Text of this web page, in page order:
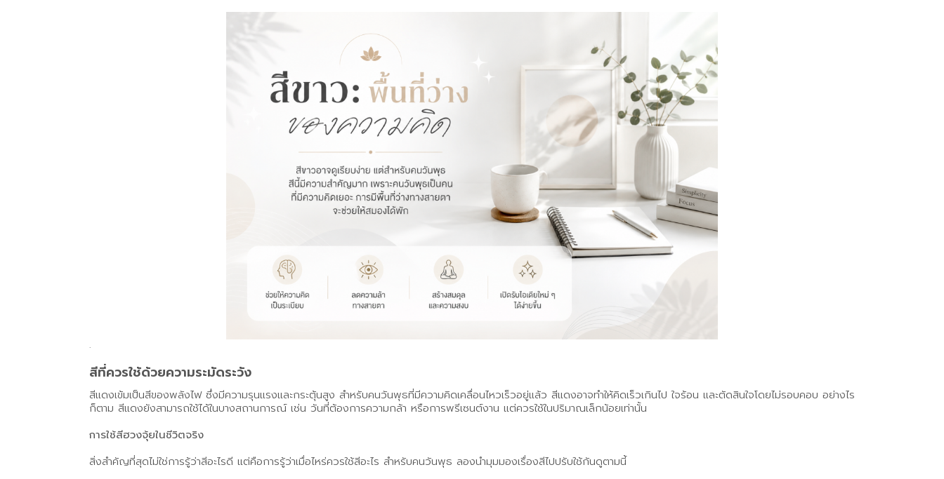
.
สีที่ควรใช้ด้วยความระมัดระวัง
สีแดงเข้มเป็นสีของพลังไฟ ซึ่งมีความรุนแรงและกระตุ้นสูง สำหรับคนวันพุธที่มีความคิดเคลื่อนไหวเร็วอยู่แล้ว สีแดงอาจทำให้คิดเร็วเกินไป ใจร้อน และตัดสินใจโดยไม่รอบคอบ อย่างไร
ก็ตาม สีแดงยังสามารถใช้ได้ในบางสถานการณ์ เช่น วันที่ต้องการความกล้า หรือการพรีเซนต์งาน แต่ควรใช้ในปริมาณเล็กน้อยเท่านั้น
การใช้สีฮวงจุ้ยในชีวิตจริง
สิ่งสำคัญที่สุดไม่ใช่การรู้ว่าสีอะไรดี แต่คือการรู้ว่าเมื่อไหร่ควรใช้สีอะไร สำหรับคนวันพุธ ลองนำมุมมองเรื่องสีไปปรับใช้กันดูตามนี้